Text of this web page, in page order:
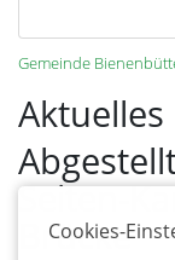
Gemeinde
Aktuelles
Seiten-
Brücke
Cookies-